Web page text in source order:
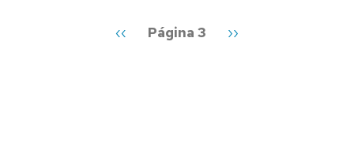
Página
‹‹ Página 3
Siguiente
››